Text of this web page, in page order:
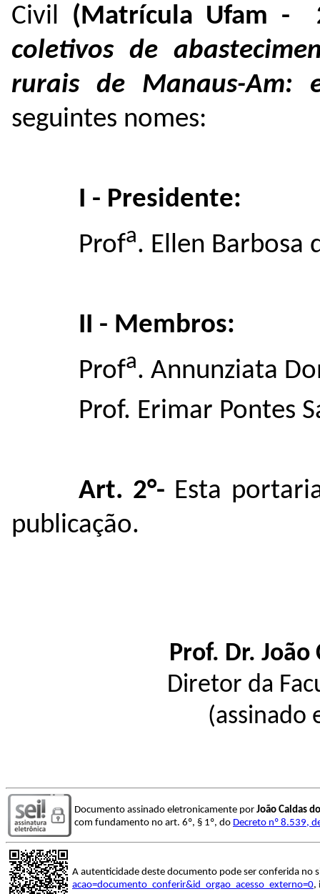
Civil (Matrícula Ufam -
coletivos de
rurais de Manaus-Am:
seguintes nomes:
I - Presidente:
Profa. Ellen Barbosa
II - Membros:
Profa. Annunziata
Prof. Erimar Pontes
Art. 2°- Esta
publicação.
Prof. Dr. João
Diretor da
(assinado
Documento assinado eletronicamente por João Caldas
com fundamento no art. 6º, § 1º, do Decreto nº 8.539,
A autenticidade deste documento pode ser conferida no
acao=documento_conferir&id_orgao_acesso_externo=0,